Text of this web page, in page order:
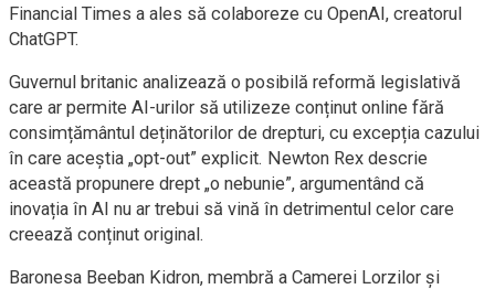
Financial Times a ales să colaboreze cu OpenAI, creatorul
ChatGPT.
Guvernul britanic analizează o posibilă reformă legislativă
care ar permite AI-urilor să utilizeze conținut online fără
consimțământul deținătorilor de drepturi, cu excepția cazului
în care aceștia „opt-out” explicit. Newton Rex descrie
această propunere drept „o nebunie”, argumentând că
inovația în AI nu ar trebui să vină în detrimentul celor care
creează conținut original.
Baronesa Beeban Kidron, membră a Camerei Lorzilor și